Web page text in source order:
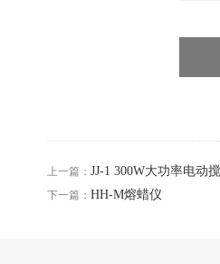
上一篇： JJ-1 300W大功率电动
下一篇： HH-M熔蜡仪